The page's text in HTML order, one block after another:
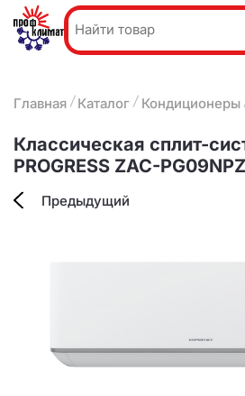
Акции и
О компании
Наши услуги
Оплата и
Главная Каталог Кондиционеры
Классическая сплит-
PROGRESS ZAC-
Предыдущий